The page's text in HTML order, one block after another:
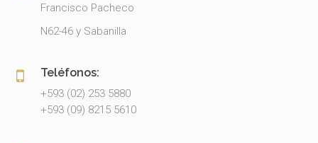
Francisco Pacheco
N62-46 y Sabanilla
Teléfonos:
+593 (02) 253 5880
+593 (09) 8215 5610